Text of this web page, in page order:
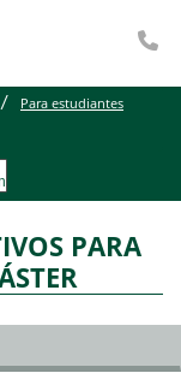
Para estudiantes
PARA